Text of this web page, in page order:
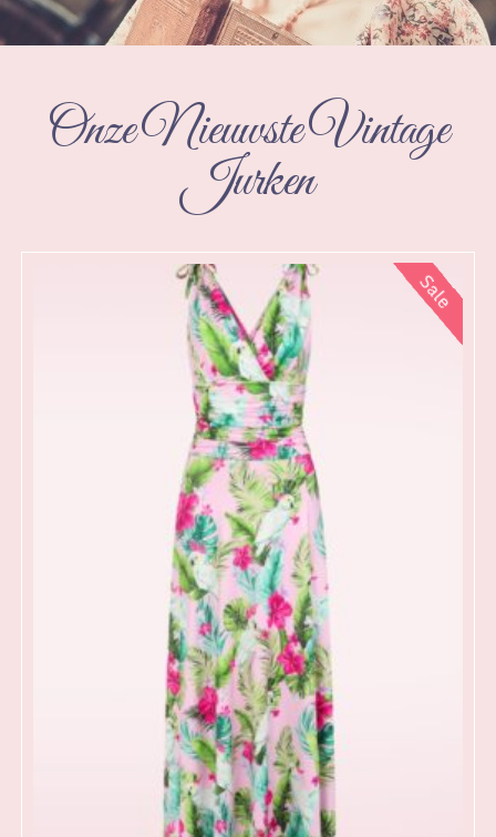
Onze Nieuwste Vintage
Jurken